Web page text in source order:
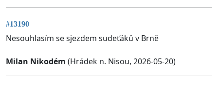
#13190
Nesouhlasím se sjezdem sudeťáků v Brně
Milan Nikodém (Hrádek n. Nisou, 2026-05-20)